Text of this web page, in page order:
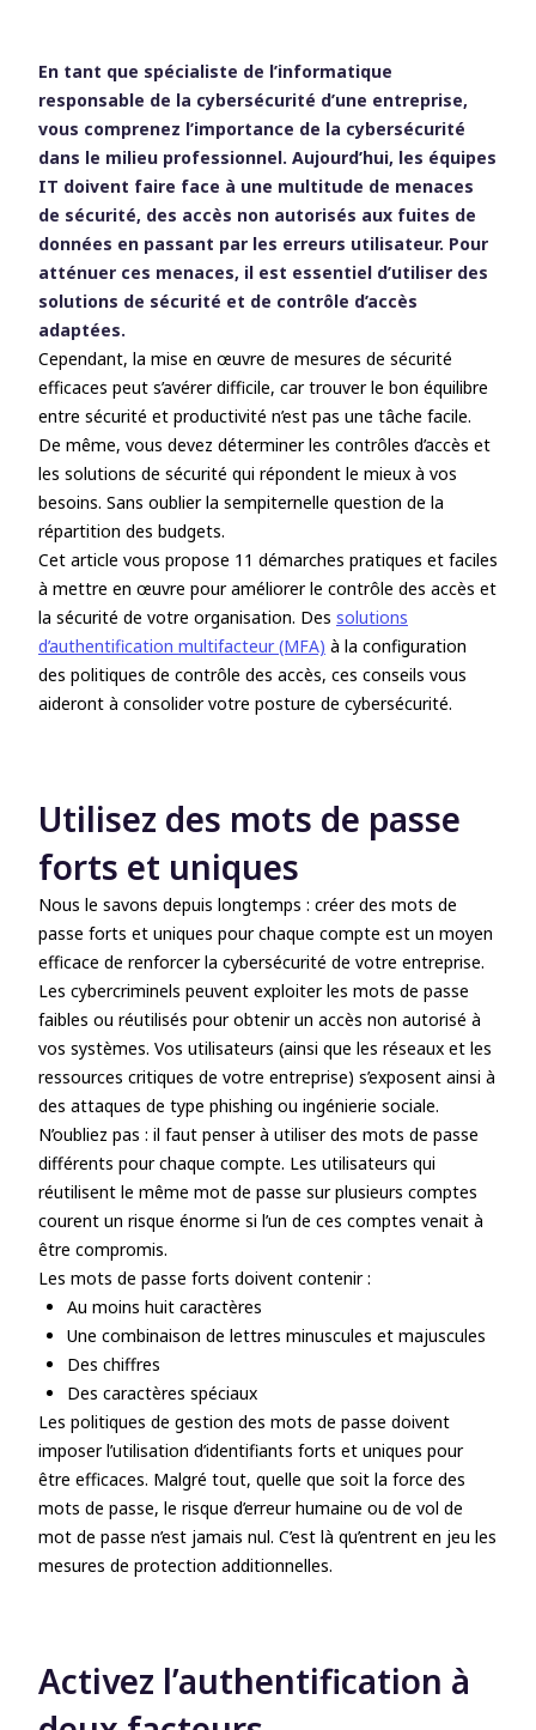
Activez l’authentification à deux facteurs
Protéger votre réseau à l’aide d’un pare-
Installez un antivirus et un anti-malware
Sensibilisez vos collaborateurs aux
bonnes pratiques en matière de
Sécurisez les connexions pour les
informations sensibles
Utilisez le chiffrement pour protéger vos
données sensibles
Limitez l’accès aux données sensibles
Utilisez un VPN (réseau privé virtuel)
Surveillez les activités suspectes sur votre
réseau
Menez des audits et des tests de sécurité
réguliers
Développez une culture de la
cybersécurité
En tant que spécialiste de l’informatique
responsable de la cybersécurité d’une entreprise,
vous comprenez l’importance de la cybersécurité
dans le milieu professionnel. Aujourd’hui, les équipes
IT doivent faire face à une multitude de menaces
de sécurité, des accès non autorisés aux fuites de
données en passant par les erreurs utilisateur. Pour
atténuer ces menaces, il est essentiel d’utiliser des
solutions de sécurité et de contrôle d’accès
adaptées.
Cependant, la mise en œuvre de mesures de sécurité
efficaces peut s’avérer difficile, car trouver le bon équilibre
entre sécurité et productivité n’est pas une tâche facile.
De même, vous devez déterminer les contrôles d’accès et
les solutions de sécurité qui répondent le mieux à vos
besoins. Sans oublier la sempiternelle question de la
répartition des budgets.
Cet article vous propose 11 démarches pratiques et faciles
à mettre en œuvre pour améliorer le contrôle des accès et
la sécurité de votre organisation. Des solutions
d’authentification multifacteur (MFA) à la configuration
des politiques de contrôle des accès, ces conseils vous
aideront à consolider votre posture de cybersécurité.
Utilisez des mots de passe
forts et uniques
Nous le savons depuis longtemps : créer des mots de
passe forts et uniques pour chaque compte est un moyen
efficace de renforcer la cybersécurité de votre entreprise.
Les cybercriminels peuvent exploiter les mots de passe
faibles ou réutilisés pour obtenir un accès non autorisé à
vos systèmes. Vos utilisateurs (ainsi que les réseaux et les
ressources critiques de votre entreprise) s’exposent ainsi à
des attaques de type phishing ou ingénierie sociale.
N’oubliez pas : il faut penser à utiliser des mots de passe
différents pour chaque compte. Les utilisateurs qui
réutilisent le même mot de passe sur plusieurs comptes
courent un risque énorme si l’un de ces comptes venait à
être compromis.
Les mots de passe forts doivent contenir :
Au moins huit caractères
Une combinaison de lettres minuscules et majuscules
Des chiffres
Des caractères spéciaux
Les politiques de gestion des mots de passe doivent
imposer l’utilisation d’identifiants forts et uniques pour
être efficaces. Malgré tout, quelle que soit la force des
mots de passe, le risque d’erreur humaine ou de vol de
mot de passe n’est jamais nul. C’est là qu’entrent en jeu les
mesures de protection additionnelles.
Activez l’authentification à